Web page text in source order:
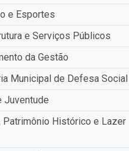
e Esportes
e Serviços Públicos
da Gestão
Municipal de Defesa
Juventude
Patrimônio Histórico e Lazer